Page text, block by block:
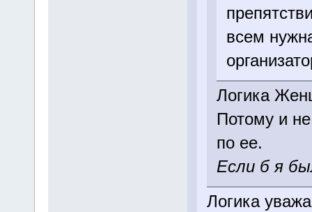
всем
Логика
Потому и
по ее.
Если б я
Логика